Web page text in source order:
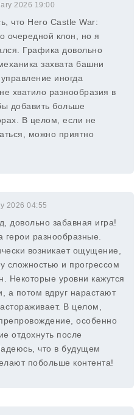
2026 19:00
что Hero Castle War:
очередной клон, но я
Графика довольно
захвата башни
иногда
хватило разнообразия в
добавить больше
В целом, если не
можно приятно
2026 04:55
довольно забавная игра!
герои разнообразные.
возникает ощущение,
сложностью и прогрессом
Некоторые уровни кажутся
а потом вдруг нарастают
В целом,
особенно
отдохнуть после
что в будущем
побольше контента!